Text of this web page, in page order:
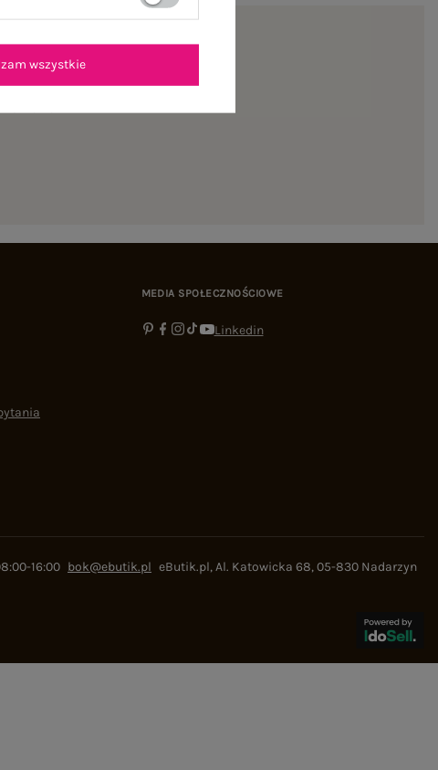
MEDIA SPOŁECZNOŚCIOWE
Linkedin
16:00 bok@ebutik.pl eButik.pl,Al. Katowicka 68,05-830 Nadarzyn
wszystkie